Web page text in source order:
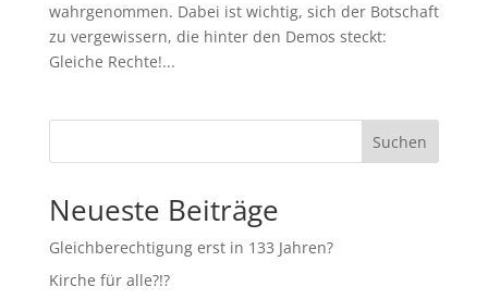
wahrgenommen. Dabei ist wichtig, sich der Botschaft
zu vergewissern, die hinter den Demos steckt:
Gleiche Rechte!...
Suchen
Neueste Beiträge
Gleichberechtigung erst in 133 Jahren?
Kirche für alle?!?